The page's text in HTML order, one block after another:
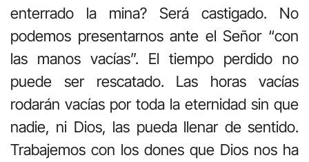
enterrado la mina? Será castigado. No
podemos presentarnos ante el Señor “con
las manos vacías”. El tiempo perdido no
puede ser rescatado. Las horas vacías
rodarán vacías por toda la eternidad sin que
nadie, ni Dios, las pueda llenar de sentido.
Trabajemos con los dones que Dios nos ha